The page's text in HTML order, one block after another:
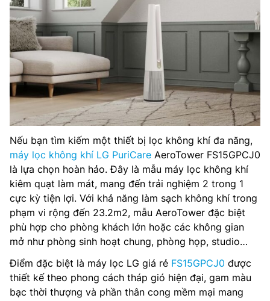
Nếu bạn tìm kiếm một thiết bị lọc không khí đa năng,
máy lọc không khí LG PuriCare AeroTower FS15GPCJ0
là lựa chọn hoàn hảo. Đây là mẫu máy lọc không khí
kiêm quạt làm mát, mang đến trải nghiệm 2 trong 1
cực kỳ tiện lợi. Với khả năng làm sạch không khí trong
phạm vi rộng đến 23.2m2, mẫu AeroTower đặc biệt
phù hợp cho phòng khách lớn hoặc các không gian
mở như phòng sinh hoạt chung, phòng họp, studio…
Điểm đặc biệt là máy lọc LG giá rẻ FS15GPCJ0 được
thiết kế theo phong cách tháp gió hiện đại, gam màu
bạc thời thượng và phần thân cong mềm mại mang